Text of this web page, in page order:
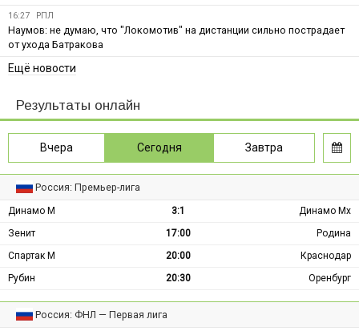
16:27 РПЛ
Наумов: не думаю, что "Локомотив" на дистанции сильно пострадает
от ухода Батракова
Ещё новости
Результаты онлайн
Вчера Сегодня Завтра
Россия: Премьер-лига
Динамо М 3:1
Динамо Мх
Зенит
17:00
Родина
Спартак М
20:00
Краснодар
Рубин
20:30 Оренбург
Россия: ФНЛ — Первая лига